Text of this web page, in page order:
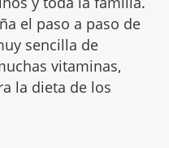
el paso a paso de
sencilla de
vitaminas,
la dieta de los